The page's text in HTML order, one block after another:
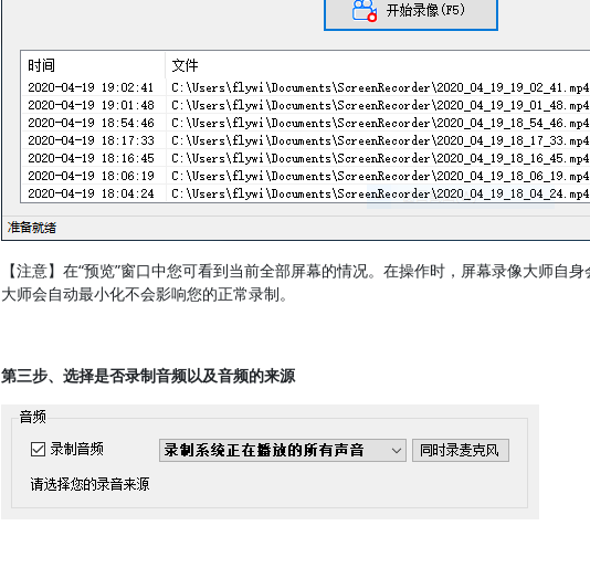
【注意】在“预览”窗口中您可看到当前全部屏幕的情况。在操作时，屏幕录像大师自
大师会自动最小化不会影响您的正常录制。
第三步、选择是否录制音频以及音频的来源